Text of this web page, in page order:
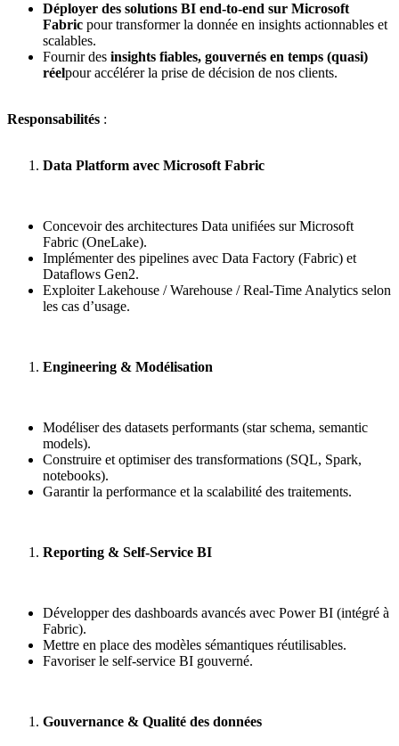
Déployer des solutions BI end-to-end sur Microsoft
Fabric pour transformer la donnée en insights actionnables et
scalables.
Fournir des insights fiables, gouvernés en temps (quasi)
réelpour accélérer la prise de décision de nos clients.
Responsabilités :
Data Platform avec Microsoft Fabric
Concevoir des architectures Data unifiées sur Microsoft
Fabric (OneLake).
Implémenter des pipelines avec Data Factory (Fabric) et
Dataflows Gen2.
Exploiter Lakehouse / Warehouse / Real-Time Analytics selon
les cas d’usage.
Engineering & Modélisation
Modéliser des datasets performants (star schema, semantic
models).
Construire et optimiser des transformations (SQL, Spark,
notebooks).
Garantir la performance et la scalabilité des traitements.
Reporting & Self-Service BI
Développer des dashboards avancés avec Power BI (intégré à
Fabric).
Mettre en place des modèles sémantiques réutilisables.
Favoriser le self-service BI gouverné.
Gouvernance & Qualité des données